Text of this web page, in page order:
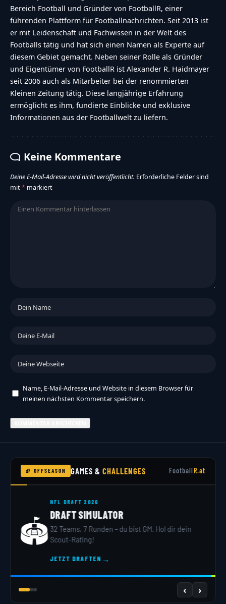
Bereich Football und Gründer von FootballR, einer
führenden Plattform für Footballnachrichten. Seit 2013 ist
er mit Leidenschaft und Fachwissen in der Welt des
Footballs tätig und hat sich einen Namen als Experte auf
diesem Gebiet gemacht. Neben seiner Rolle als Gründer
und Eigentümer von FootballR ist Alexander R. Haidmayer
seit 2006 auch als Mitarbeiter bei der renommierten
Kleinen Zeitung tätig. Diese langjährige Erfahrung
ermöglicht es ihm, fundierte Einblicke und exklusive
Informationen aus der Footballwelt zu liefern.
Keine Kommentare
Deine E-Mail-Adresse wird nicht veröffentlicht. Erforderliche Felder sind
mit* markiert
Name, E-Mail-Adresse und Website in diesem Browser für
meinen nächsten Kommentar speichern.
🏈 OFFSEASON GAMES &CHALLENGES FootballR.at
🏟️
NFL DRAFT 2026
DRAFT SIMULATOR
32 Teams, 7 Runden – du bist GM. Hol dir dein
Scout-Rating!
JETZT DRAFTEN →
‹ ›